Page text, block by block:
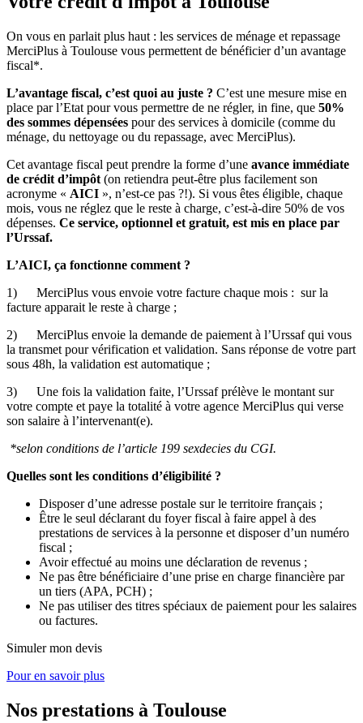
On vous en parlait plus haut : les services de ménage et repassage
MerciPlus à Toulouse vous permettent de bénéficier d’un avantage
fiscal*.
L’avantage fiscal, c’est quoi au juste ? C’est une mesure mise en
place par l’Etat pour vous permettre de ne régler, in fine, que 50%
des sommes dépensées pour des services à domicile (comme du
ménage, du nettoyage ou du repassage, avec MerciPlus).
Cet avantage fiscal peut prendre la forme d’une avance immédiate
de crédit d’impôt (on retiendra peut-être plus facilement son
acronyme « AICI », n’est-ce pas ?!). Si vous êtes éligible, chaque
mois, vous ne réglez que le reste à charge, c’est-à-dire 50% de vos
dépenses. Ce service, optionnel et gratuit, est mis en place par
l’Urssaf.
L’AICI, ça fonctionne comment ?
1) MerciPlus vous envoie votre facture chaque mois : sur la
facture apparait le reste à charge ;
2) MerciPlus envoie la demande de paiement à l’Urssaf qui vous
la transmet pour vérification et validation. Sans réponse de votre part
sous 48h, la validation est automatique ;
3) Une fois la validation faite, l’Urssaf prélève le montant sur
votre compte et paye la totalité à votre agence MerciPlus qui verse
son salaire à l’intervenant(e).
*selon conditions de l’article 199 sexdecies du CGI.
Quelles sont les conditions d’éligibilité ?
Disposer d’une adresse postale sur le territoire français ;
Être le seul déclarant du foyer fiscal à faire appel à des
prestations de services à la personne et disposer d’un numéro
fiscal ;
Avoir effectué au moins une déclaration de revenus ;
Ne pas être bénéficiaire d’une prise en charge financière par
un tiers (APA, PCH) ;
Ne pas utiliser des titres spéciaux de paiement pour les salaires
ou factures.
Simuler mon devis
Pour en savoir plus
Nos prestations à Toulouse